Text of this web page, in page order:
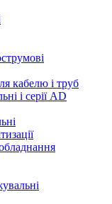
кабелю і труб
і серії AD